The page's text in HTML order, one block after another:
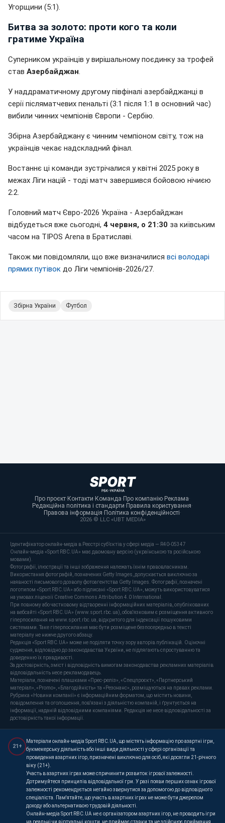
Угорщини (5:1).
Битва за золото: проти кого та коли
гратиме Україна
Суперником українців у вирішальному поєдинку за трофей
став Азербайджан
У наддраматичному другому півфіналі азербайджанці в
серії післяматчевих пенальті (3:1 після 1:1 в основний час)
вибили чинних чемпіонів Європи - Сербію.
Збірна Азербайджану є чинним чемпіоном світу, тож на
українців чекає надскладний фінал.
Востаннє ці команди зустрічалися у квітні 2025 року в
межах Ліги націй - тоді матч завершився бойовою нічиєю
2:2.
Головний матч Євро-2026 Україна - Азербайджан
відбудеться вже сьогодні, 4 червня, о 21:30 за київським
часом на TIPOS Arena в Братиславі.
Також ми повідомляли, що вже визначилися всі володарі
прямих путівок до Ліги чемпіонів-2026/27.
Збірна України Футбол
Про проєкт·Контакти·Команда·Про компанію·Реклама·
Редакційна політика і стандарти·Правила користування·
Правова інформація·Політика конфіденційності·
2026 © LLC «UBT MEDIA»
Ідентифікатор онлайн-медіа в Реєстрі суб’єктів у сфері медіа — R40-05347
Онлайн-медіа «Sport RBC.UA» має двомовну версію (українською та російською
мовами).
Фотографії, ілюстрації та інші зображення належать їхнім правовласникам.
Використання фотографій, позначених Getty Images, допускається виключно за
наявності письмового дозволу фотоагентства Getty Images. Фотографії, позначені
логотипом «Sport RBC.UA» або підписані «Sport RBC.UA», можуть використовуватися
на умовах ліцензії Creative Commons Attribution 4.0 International.
При повному або частковому відтворенні інформаційних матеріалів, опублікованих
на вебсайті «Sport RBC.UA» (www.sport.rbc.ua), обов'язковим є розміщення активного
гіперпосилання на www.sport.rbc.ua, відкритого для індексації пошуковими
системами. Таке гіперпосилання має бути розміщене безпосередньо в тексті
матеріалу не нижче другого абзацу.
Редакція «Sport RBC.UA» може не поділяти точку зору авторів публікацій. Оціночні
судження, відповідно до законодавства України, не підлягають спростуванню та
доведенню їх правдивості.
За достовірність, зміст і відповідність вимогам законодавства рекламних матеріалів
відповідальність несе рекламодавець.
Матеріали, позначені плашками «Прес-реліз», «Спецпроєкт», «Партнерський
матеріал», «Promo», «Благодійність» та «Резонанс», розміщуються на правах реклами.
Рубрика «Новини компанії» є інформаційним форматом, що містить новини,
повідомлення та оголошення, пов'язані з діяльністю компаній, і ґрунтується на
інформації, наданій відповідними компаніями. Редакція не несе відповідальності за
достовірність такої інформації.
21+
Матеріали онлайн-медіа Sport RBC.UA, що містять інформацію про азартні ігри,
букмекерську діяльність або інші види діяльності у сфері організації та
проведення азартних ігор, призначені виключно для осіб, які досягли 21-річного
віку (21+).
Участь в азартних іграх може спричинити розвиток ігрової залежності.
Дотримуйтеся принципів відповідальної гри. У разі появи перших ознак ігрової
залежності рекомендується негайно звернутися за допомогою до відповідного
спеціаліста. Пам'ятайте, що участь в азартних іграх не може бути джерелом
доходу або альтернативою трудовій діяльності.
Онлайн-медіа Sport RBC.UA не є організатором азартних ігор, не проводить ігри
на реальні чи віртуальні кошти, не приймає ставки та не здійснює приймання